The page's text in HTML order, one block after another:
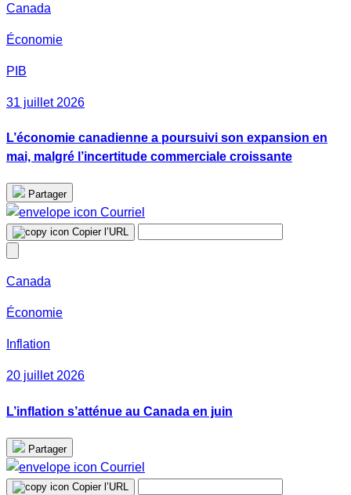
Canada
Économie
PIB
31 juillet 2026
L’économie canadienne a poursuivi son expansion en
mai, malgré l’incertitude commerciale croissante
Partager
Courriel
Copier l’URL
Canada
Économie
Inflation
20 juillet 2026
L’inflation s’atténue au Canada en juin
Partager
Courriel
Copier l’URL